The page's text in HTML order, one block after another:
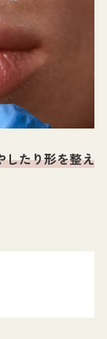
したり形を整え